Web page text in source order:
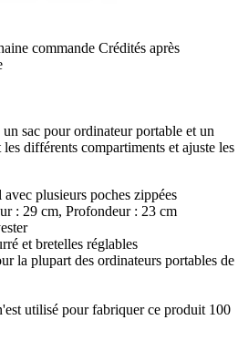
commande Crédités après
sac pour ordinateur portable et un
différents compartiments et ajuste les
plusieurs poches zippées
: 29 cm, Profondeur : 23 cm
et bretelles réglables
la plupart des ordinateurs portables de
utilisé pour fabriquer ce produit 100